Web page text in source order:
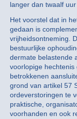
langer dan twaalf uur
Het voorstel dat in
gedaan is
vrijheidsontneming.
bestuurlijke
dermate belastende
voorlopige
betrokkenen
grond van artikel 57
ordeverstoringen te
praktische,
voorhanden en ook